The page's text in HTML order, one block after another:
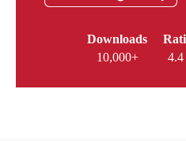
Downloads
10,000+
4.4